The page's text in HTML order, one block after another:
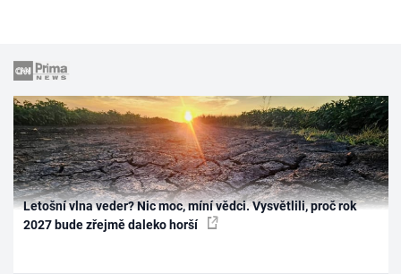
Letošní vlna veder? Nic moc, míní vědci. Vysvětlili, proč rok
2027 bude zřejmě daleko horší